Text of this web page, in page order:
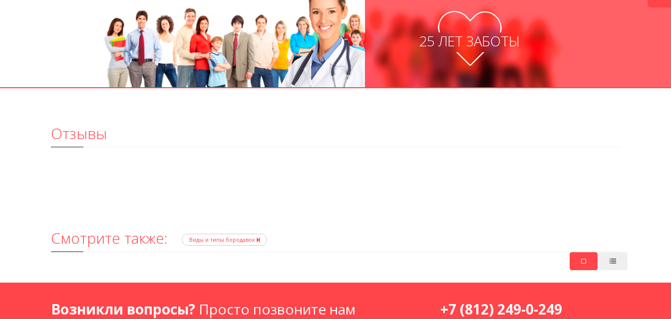
25 ЛЕТ ЗАБОТЫ
Отзывы
Смотрите также: Виды и типы бородавок
Возникли вопросы? Просто позвоните нам +7 (812) 249-0-249